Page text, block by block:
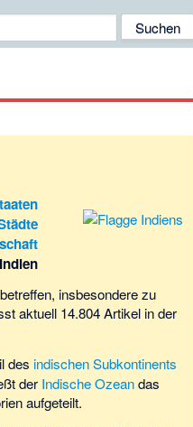
betreffen, insbesondere zu
aktuell 14.804 Artikel in der
des indischen Subkontinents
der Indische Ozeandas
aufgeteilt.